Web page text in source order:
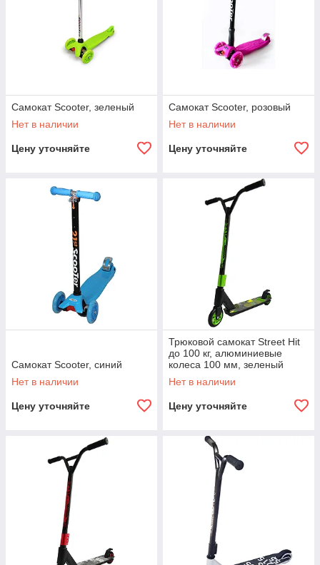
Самокат Scooter, зеленый
Нет в наличии
Цену уточняйте
Самокат Scooter, розовый
Нет в наличии
Цену уточняйте
Самокат Scooter, синий
Нет в наличии
Цену уточняйте
Трюковой самокат Street Hit
до 100 кг, алюминиевые
колеса 100 мм, зеленый
Нет в наличии
Цену уточняйте